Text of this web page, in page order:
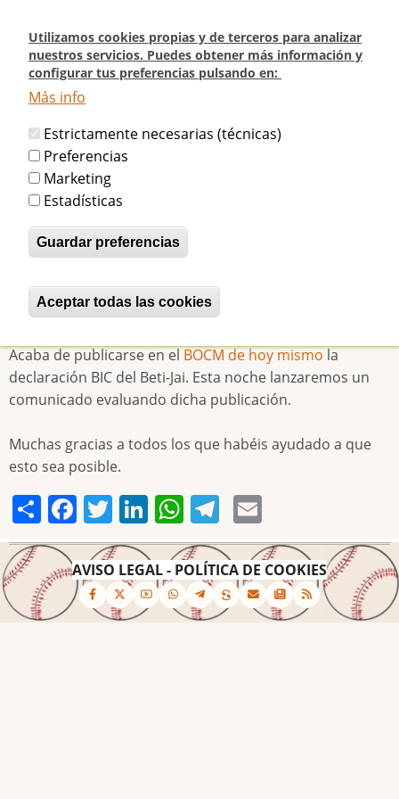
Utilizamos cookies propias y de terceros para analizar
nuestros servicios. Puedes obtener más información y
configurar tus preferencias pulsando en:
Más info
Estrictamente necesarias (técnicas)
Preferencias
Marketing
Estadísticas
Guardar preferencias
Aceptar todas las cookies
Revocar consentimiento
contenido
principal
Inicio
BOCM
BUENISIMA NOTICIA: El BIC del Beti-
Jai publicado oficialmente en el
BOCM
betijaimadrid
Mié, 09/02/2011 - 16:51
Acaba de publicarse en elBOCM de hoy mismola
declaración BIC del Beti-Jai. Esta noche lanzaremos un
comunicado evaluando dicha publicación.
Muchas gracias a todos los que habéis ayudado a que
esto sea posible.
ShareFacebook
Twitter
LinkedIn
WhatsApp
Telegram
AVISO LEGAL- POLÍTICA DE COOKIES